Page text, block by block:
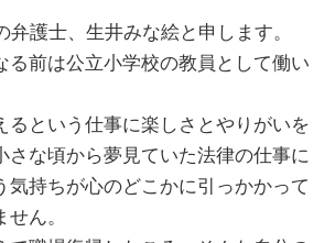
弁護士、生井みな絵と申します。
る前は公立小学校の教員として働い
るという仕事に楽しさとやりがいを
さな頃から夢見ていた法律の仕事に
気持ちが心のどこかに引っかかって
ん。